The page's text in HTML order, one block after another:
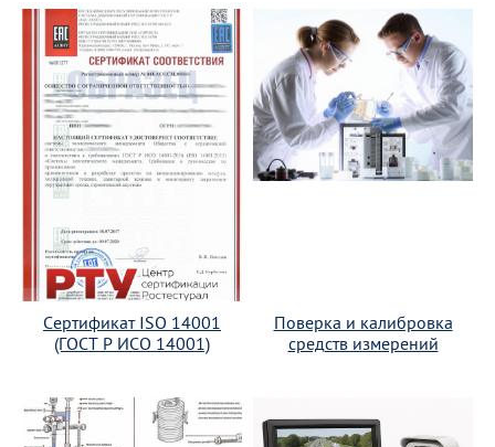
Сертификат ISO 14001
(ГОСТ Р ИСО 14001)
Поверка и калибровка
средств измерений